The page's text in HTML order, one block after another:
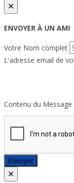
×
ENVOYER À UN AMI
Votre Nom complet
L'adresse email de
Contenu du Message
Envoyer
×